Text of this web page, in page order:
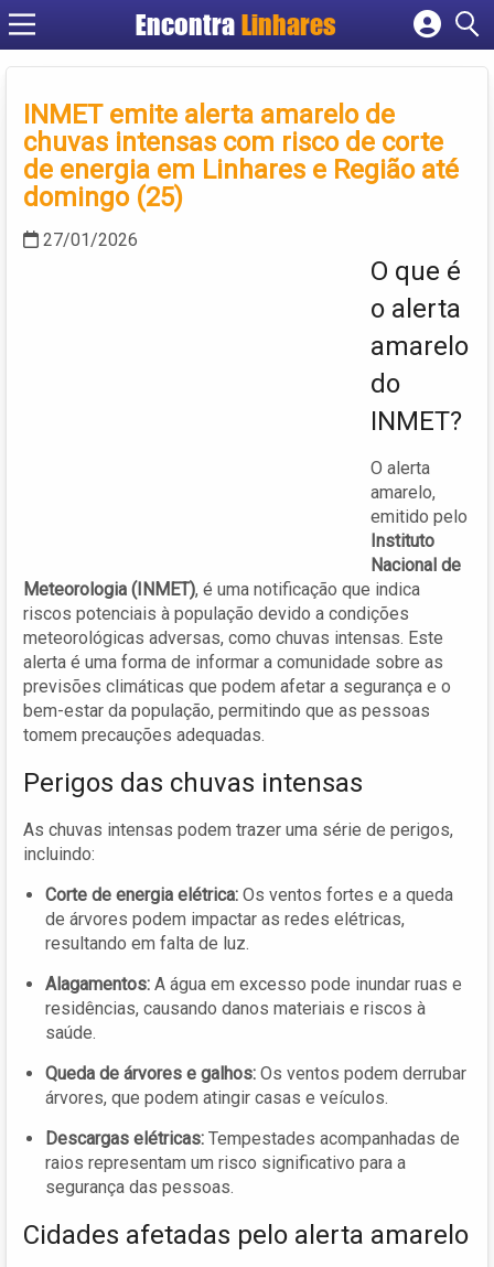
EncontraLinhares
Cadastrar empresa
Criar conta
INMET emite alerta amarelo de
chuvas intensas com risco de corte
de energia em Linhares e Região até
domingo (25)
27/01/2026
O que é
o alerta
amarelo
do
INMET?
O alerta
amarelo,
emitido pelo
Instituto
Nacional de
Meteorologia (INMET), é uma notificação que indica
riscos potenciais à população devido a condições
meteorológicas adversas, como chuvas intensas. Este
alerta é uma forma de informar a comunidade sobre as
previsões climáticas que podem afetar a segurança e o
bem-estar da população, permitindo que as pessoas
tomem precauções adequadas.
Perigos das chuvas intensas
As chuvas intensas podem trazer uma série de perigos,
incluindo:
Corte de energia elétrica: Os ventos fortes e a queda
de árvores podem impactar as redes elétricas,
resultando em falta de luz.
Alagamentos: A água em excesso pode inundar ruas e
residências, causando danos materiais e riscos à
saúde.
Queda de árvores e galhos: Os ventos podem derrubar
árvores, que podem atingir casas e veículos.
Descargas elétricas: Tempestades acompanhadas de
raios representam um risco significativo para a
segurança das pessoas.
Cidades afetadas pelo alerta amarelo